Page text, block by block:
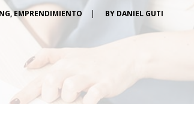
,EMPRENDIMIENTO | BY DANIEL GUTI